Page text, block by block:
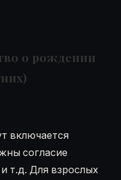
о рождении
включается
согласие
т.д. Для взрослых